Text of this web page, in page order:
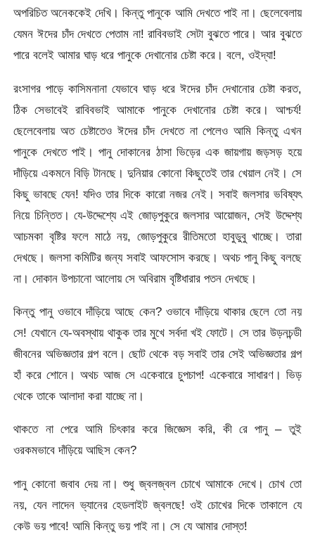
অপরিচিত অনেককেই দেখি। কিন্তু পানুকে আমি দেখতে পাই না। ছেলেবেলায়
যেমন ঈদের চাঁদ দেখতে পেতাম না! রাবিবভাই সেটা বুঝতে পারে। আর বুঝতে
পারে বলেই আমার ঘাড় ধরে পানুকে দেখানোর চেষ্টা করে। বলে, ওইদ্যা!
রংসাগর পাড়ে কাসিমনানা যেভাবে ঘাড় ধরে ঈদের চাঁদ দেখানোর চেষ্টা করত,
ঠিক সেভাবেই রাবিবভাই আমাকে পানুকে দেখানোর চেষ্টা করে। আশ্চর্য!
ছেলেবেলায় অত চেষ্টাতেও ঈদের চাঁদ দেখতে না পেলেও আমি কিন্তু এখন
পানুকে দেখতে পাই। পানু দোকানের ঠাসা ভিড়ের এক জায়গায় জড়সড় হয়ে
দাঁড়িয়ে একমনে বিড়ি টানছে। দুনিয়ার কোনো কিছুতেই তার খেয়াল নেই। সে
কিছু ভাবছে যেন! যদিও তার দিকে কারো নজর নেই। সবাই জলসার ভবিষ্যৎ
নিয়ে চিন্তিত। যে-উদ্দেশ্যে এই জোড়পুকুরে জলসার আয়োজন, সেই উদ্দেশ্য
আচমকা বৃষ্টির ফলে মাঠে নয়, জোড়পুকুরে রীতিমতো হাবুডুবু খাচ্ছে। তারা
দেখছে। জলসা কমিটির জন্য সবাই আফসোস করছে। অথচ পানু কিছু বলছে
না। দোকান উপচানো আলোয় সে অবিরাম বৃষ্টিধারার পতন দেখছে।
কিন্তু পানু ওভাবে দাঁড়িয়ে আছে কেন? ওভাবে দাঁড়িয়ে থাকার ছেলে তো নয়
সে! যেখানে যে-অবস্থায় থাকুক তার মুখে সর্বদা খই ফোটে। সে তার উড়নচন্ডী
জীবনের অভিজ্ঞতার গল্প বলে। ছোট থেকে বড় সবাই তার সেই অভিজ্ঞতার গল্প
হাঁ করে শোনে। অথচ আজ সে একেবারে চুপচাপ! একেবারে সাধারণ। ভিড়
থেকে তাকে আলাদা করা যাচ্ছে না।
থাকতে না পেরে আমি চিৎকার করে জিজ্ঞেস করি, কী রে পানু – তুই
ওরকমভাবে দাঁড়িয়ে আছিস কেন?
পানু কোনো জবাব দেয় না। শুধু জ্বলজ্বল চোখে আমাকে দেখে। চোখ তো
নয়, যেন লাদেন ভ্যানের হেডলাইট জ্বলছে! ওই চোখের দিকে তাকালে যে
কেউ ভয় পাবে! আমি কিন্তু ভয় পাই না। সে যে আমার দোস্ত!